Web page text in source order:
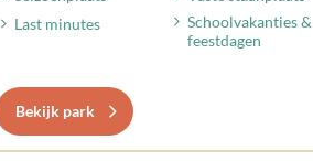
Last minutes
Schoolvakanties &
feestdagen
Bekijk park